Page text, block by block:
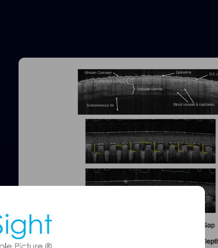
schnellere und zuverlässigere
ermöglicht.